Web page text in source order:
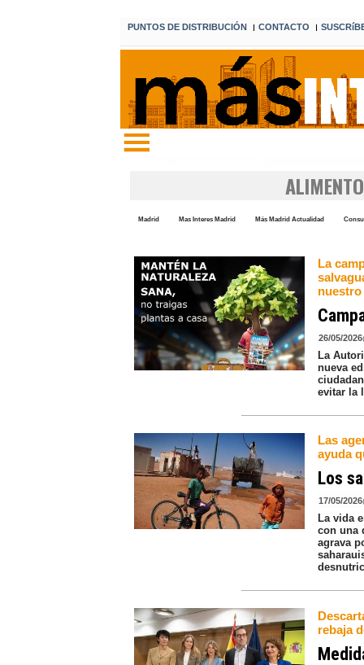
PUNTOS DE DISTRIBUCIÓN I CONTACTO I
Madrid Mas Interes Madrid Más Madrid Actualidad
La
26/05/2026
La
nueva
evitar la
Las
ayuda
Los
17/05/2026
La vida
con una
agrava
rebaja